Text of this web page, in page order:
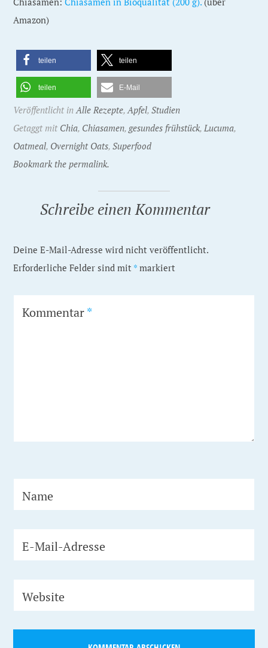
Amazon)
teilen teilen
teilen E-Mail
Veröffentlicht inAlle Rezepte,Apfel,Studien
Getaggt mit Chia, Chiasamen,gesundes frühstück,Lucuma,
Oatmeal, Overnight Oats,Superfood
Bookmark the permalink.
Schreibe einen Kommentar
Deine E-Mail-Adresse wird nicht veröffentlicht.
Erforderliche Felder sind mit * markiert
Kommentar*
Name
E-Mail-Adresse
Website